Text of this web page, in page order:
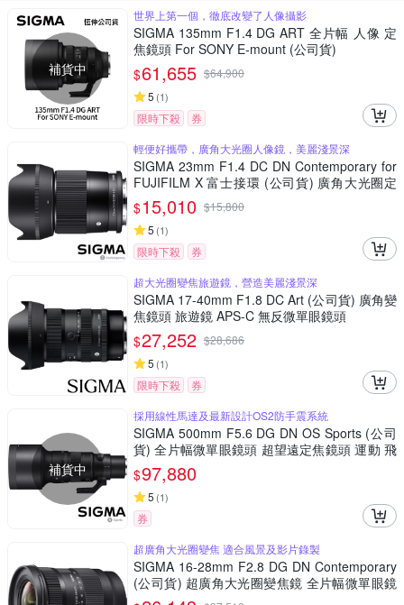
補貨中
世界上第一個，徹底改變了人像攝影
SIGMA 135mm F1.4 DG ART 全片幅 人像 定
焦鏡頭 For SONY E-mount (公司貨)
$61,655 $64,900
5 (1)
限時下殺
券
輕便好攜帶，廣角大光圈人像鏡，美麗淺景深
SIGMA 23mm F1.4 DC DN Contemporary for
FUJIFILM X 富士接環 (公司貨) 廣角大光圈定
焦鏡 人像鏡 APS-C 無反微單眼專用鏡頭
$15,010 $15,800
5 (1)
限時下殺
券
超大光圈變焦旅遊鏡，營造美麗淺景深
SIGMA 17-40mm F1.8 DC Art (公司貨) 廣角變
焦鏡頭 旅遊鏡 APS-C 無反微單眼鏡頭
$27,252 $28,686
5 (1)
限時下殺 券
補貨中
採用線性馬達及最新設計OS2防手震系統
SIGMA 500mm F5.6 DG DN OS Sports (公司
貨) 全片幅微單眼鏡頭 超望遠定焦鏡頭 運動 飛
羽攝影 拍鳥
$97,880
5 (1)
券
超廣角大光圈變焦 適合風景及影片錄製
SIGMA 16-28mm F2.8 DG DN Contemporary
(公司貨) 超廣角大光圈變焦鏡 全片幅微單眼鏡
頭